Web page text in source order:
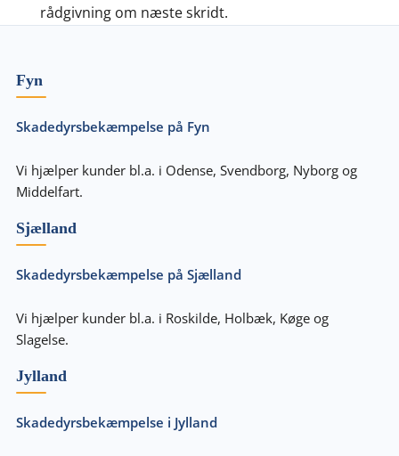
rådgivning om næste skridt.
Fyn
Skadedyrsbekæmpelse på Fyn
Vi hjælper kunder bl.a. i Odense, Svendborg, Nyborg og
Middelfart.
Sjælland
Skadedyrsbekæmpelse på Sjælland
Vi hjælper kunder bl.a. i Roskilde, Holbæk, Køge og
Slagelse.
Jylland
Skadedyrsbekæmpelse i Jylland